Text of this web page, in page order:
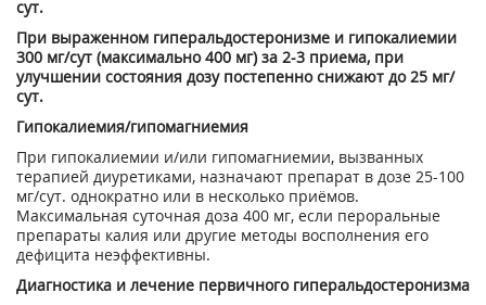
сут.
При выраженном гиперальдостеронизме и гипокалиемии
300 мг/сут (максимально 400 мг) за 2-3 приема, при
улучшении состояния дозу постепенно снижают до 25 мг/
сут.
Гипокалиемия/гипомагниемия
При гипокалиемии и/или гипомагниемии, вызванных
терапией диуретиками, назначают препарат в дозе 25-100
мг/сут. однократно или в несколько приёмов.
Максимальная суточная доза 400 мг, если пероральные
препараты калия или другие методы восполнения его
дефицита неэффективны.
Диагностика и лечение первичного гиперальдостеронизма